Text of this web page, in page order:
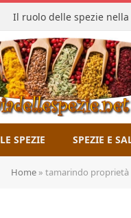
Il ruolo delle spezie
LE SPEZIE SPEZIE E
Home » tamarindo proprietà